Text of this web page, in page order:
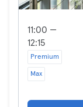
11:00 —
12:15
Premium
Max